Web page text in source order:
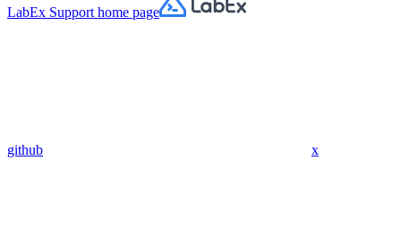
LabEx Support home page
github x